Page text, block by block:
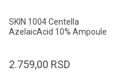
SKIN 1004 Centella
AzelaicAcid 10% Ampoule
2.759,00 RSD